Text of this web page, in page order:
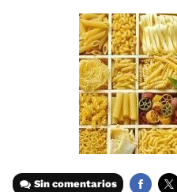
Sin comentarios